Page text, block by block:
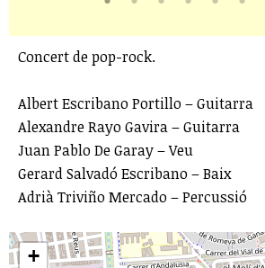
Concert de pop-rock.
Albert Escribano Portillo – Guitarra
Alexandre Rayo Gavira – Guitarra
Juan Pablo De Garay – Veu
Gerard Salvadó Escribano – Baix
Adrià Triviño Mercado – Percussió
+